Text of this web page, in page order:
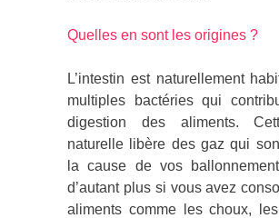
Quelles en sont les origines ?
L’intestin est naturellement
multiples bactéries qui
digestion des aliments.
naturelle libère des gaz qui
la cause de vos
d’autant plus si vous avez
aliments comme les choux,